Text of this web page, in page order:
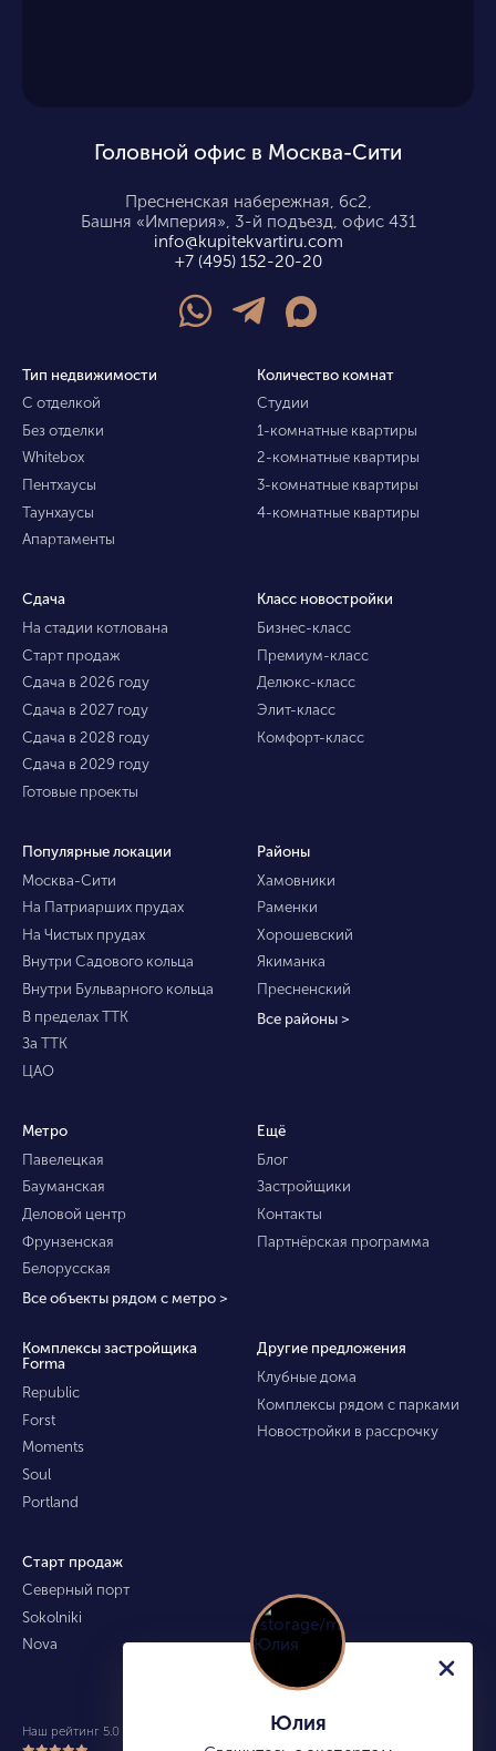
Головной офис в Москва-Сити
Пресненская набережная, 6с2,
Башня «Империя», 3-й подъезд, офис 431
info@kupitekvartiru.com
+7 (495) 152-20-20
Тип недвижимости
С отделкой
Без отделки
Whitebox
Пентхаусы
Таунхаусы
Апартаменты
Количество комнат
Студии
1-комнатные квартиры
2-комнатные квартиры
3-комнатные квартиры
4-комнатные квартиры
Сдача
На стадии котлована
Старт продаж
Сдача в 2026 году
Сдача в 2027 году
Сдача в 2028 году
Сдача в 2029 году
Готовые проекты
Класс новостройки
Бизнес-класс
Премиум-класс
Делюкс-класс
Элит-класс
Комфорт-класс
Популярные локации
Москва-Сити
На Патриарших прудах
На Чистых прудах
Внутри Садового кольца
Внутри Бульварного кольца
В пределах ТТК
За ТТК
ЦАО
Районы
Хамовники
Раменки
Хорошевский
Якиманка
Пресненский
Все районы >
Метро
Павелецкая
Бауманская
Деловой центр
Фрунзенская
Белорусская
Все объекты рядом с метро >
Ещё
Блог
Застройщики
Контакты
Партнёрская программа
Комплексы застройщика
Forma
Republic
Forst
Moments
Soul
Portland
Другие предложения
Клубные дома
Комплексы рядом с парками
Новостройки в рассрочку
Старт продаж
Северный порт
Sokolniki
Nova
Наш рейтинг 5.0 из 5 (490) Юлия